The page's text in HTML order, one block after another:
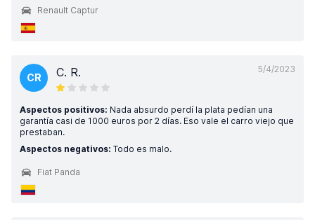
Renault Captur
5/4/2023
CR C. R.
Aspectos positivos: Nada absurdo perdí la plata pedían una
garantía casi de 1000 euros por 2 días. Eso vale el carro viejo que
prestaban.
Aspectos negativos: Todo es malo.
Fiat Panda